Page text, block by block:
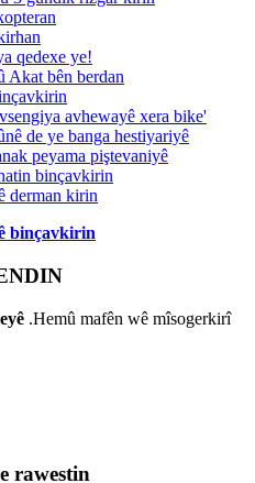
binçavkirin
.Hemû mafên wê mîsogerkirî
rawestin